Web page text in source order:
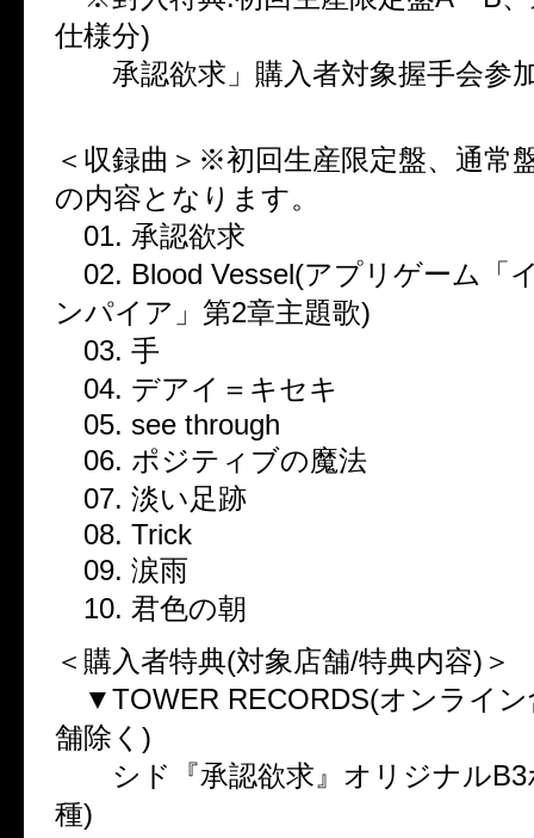
仕様分)
承認欲求」購入者対象握手会参
＜収録曲＞※初回生産限定盤、通常
の内容となります。
01. 承認欲求
02. Blood Vessel(アプリゲーム「
ンパイア」第2章主題歌)
03. 手
04. デアイ＝キセキ
05. see through
06. ポジティブの魔法
07. 淡い足跡
08. Trick
09. 涙雨
10. 君色の朝
＜購入者特典(対象店舗/特典内容)＞
▼TOWER RECORDS(オンライン
舗除く)
シド『承認欲求』オリジナルB3
種)